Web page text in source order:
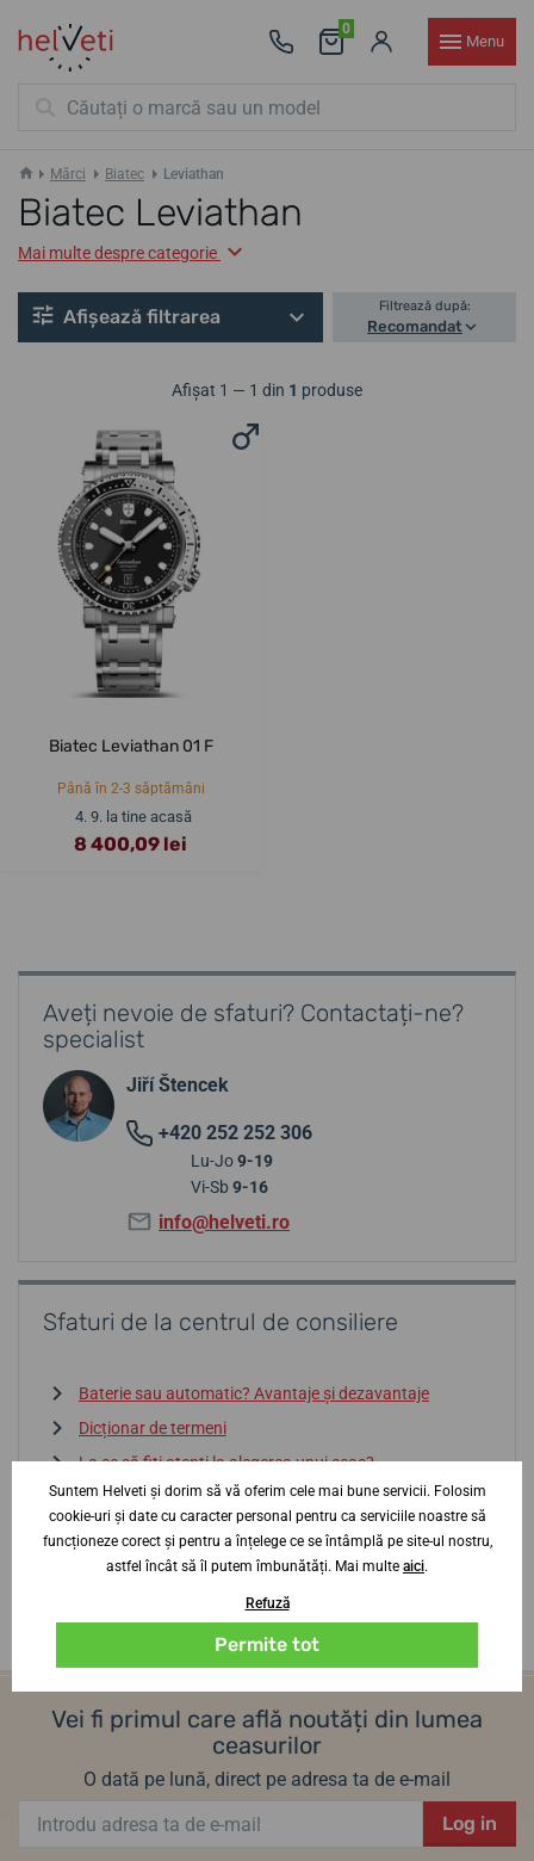
0
Menu
Mărci Biatec Leviathan
Biatec Leviathan
Mai multe despre categorie
Afișează filtrarea Filtrează după:
Recomandat
Afișat 1 — 1 din 1 produse
Biatec Leviathan 01 F
Până în 2-3 săptămâni
4. 9. la tine acasă
8 400,09 lei
Aveți nevoie de sfaturi? Contactați-ne?
specialist
Jiří Štencek
+420 252 252 306
Lu-Jo9-19
Vi-Sb 9-16
info@helveti.ro
Sfaturi de la centrul de consiliere
Baterie sau automatic? Avantaje și dezavantaje
Dicționar de termeni
La ce să fiți atenți la alegerea unui ceas?
Rezistența la apă? Cum să vă orientați
Importul gri și contrafacerile — atenție
↓Intrați în centrul de consiliere
Vei fi primul care află noutăți din lumea
ceasurilor
O dată pe lună, direct pe adresa ta de e-mail
Log in
Suntem Helveti și dorim să vă oferim cele mai bune servicii. Folosim
cookie-uri și date cu caracter personal pentru ca serviciile noastre să
funcționeze corect și pentru a înțelege ce se întâmplă pe site-ul nostru,
astfel încât să îl putem îmbunătăți. Mai multe aici.
Refuză
Permite tot